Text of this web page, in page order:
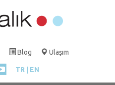
Blog Ulaşım
TR EN